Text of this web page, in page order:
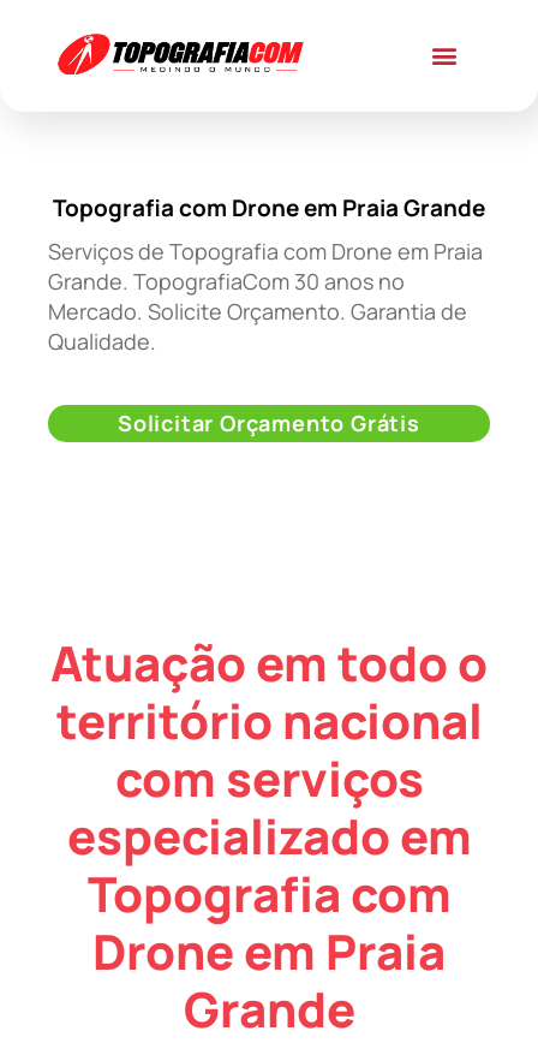
Topografia com Drone em Praia Grande
Serviços de Topografia com Drone em Praia
Grande. TopografiaCom 30 anos no
Mercado. Solicite Orçamento. Garantia de
Qualidade.
Solicitar Orçamento Grátis
Atuação em todo o
território nacional
com serviços
especializado em
Topografia com
Drone em Praia
Grande